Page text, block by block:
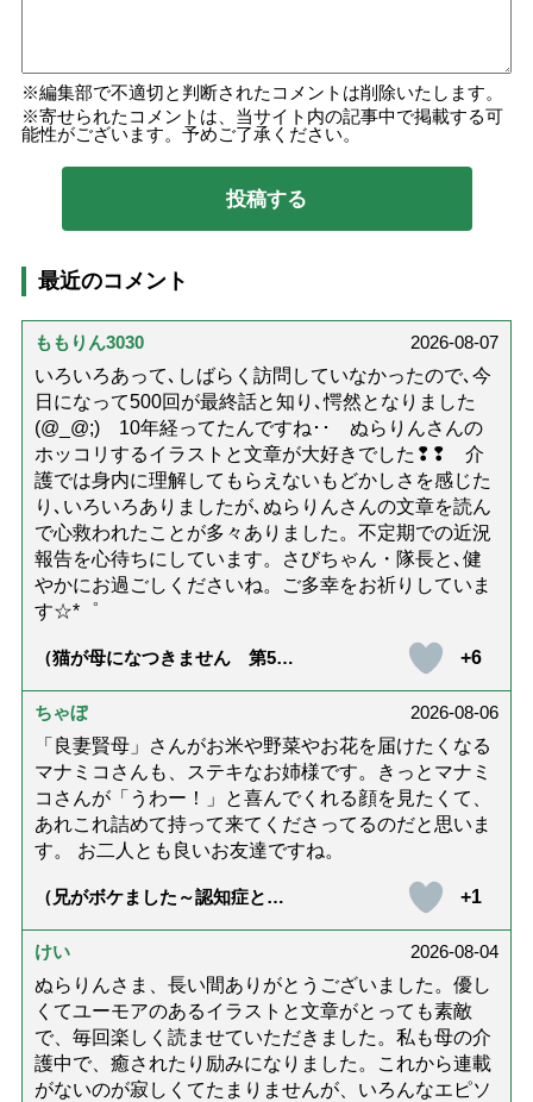
編集部で不適切と判断されたコメントは削除いたします。
寄せられたコメントは、当サイト内の記事中で掲載する可
能性がございます。予めご了承ください。
最近のコメント
ももりん3030
2026-08-07
いろいろあって､しばらく訪問していなかったので､今
日になって500回が最終話と知り､愕然となりました
(@_@;) 10年経ってたんですね･･ ぬらりんさんの
ホッコリするイラストと文章が大好きでした❢❢ 介
護では身内に理解してもらえないもどかしさを感じた
り､いろいろありましたが､ぬらりんさんの文章を読ん
で心救われたことが多々ありました。不定期での近況
報告を心待ちにしています。さびちゃん・隊長と､健
やかにお過ごしくださいね。ご多幸をお祈りしていま
す☆*゜
（猫が母になつきません 第500
+6
ちゃぼ
2026-08-06
「良妻賢母」さんがお米や野菜やお花を届けたくなる
マナミコさんも、ステキなお姉様です。きっとマナミ
コさんが「うわー！」と喜んでくれる顔を見たくて、
あれこれ詰めて持って来てくださってるのだと思いま
す。 お二人とも良いお友達ですね。
（兄がボケました～認知症と介
達』が届きました」）
+1
けい
2026-08-04
ぬらりんさま、長い間ありがとうございました。優し
くてユーモアのあるイラストと文章がとっても素敵
で、毎回楽しく読ませていただきました。私も母の介
護中で、癒されたり励みになりました。これから連載
がないのが寂しくてたまりませんが、いろんなエピソ